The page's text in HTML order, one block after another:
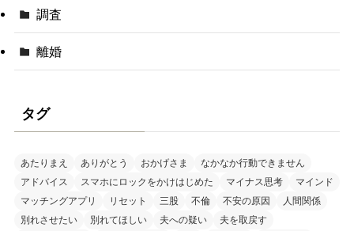
調査
離婚
タグ
あたりまえ ありがとう おかげさま
なかなか行動できません
アドバイス
スマホにロックをかけはじめた マイナス思考
マインド
マッチングアプリ
リセット 三股 不倫 不安の原因
人間関係
別れさせたい
別れてほしい 夫への疑い
夫を取戻す